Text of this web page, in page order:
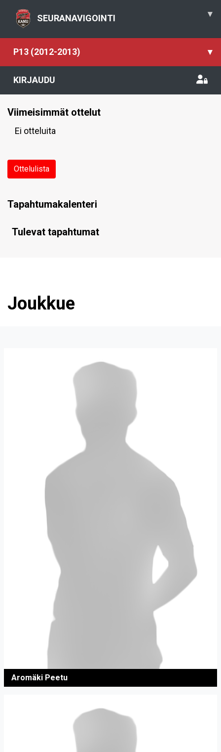
SEURANAVIGOINTI ▾
P13 (2012-2013) ▾
KIRJAUDU
Viimeisimmät ottelut
Ei otteluita
Ottelulista
Tapahtumakalenteri
Tulevat tapahtumat
Joukkue
Aromäki Peetu